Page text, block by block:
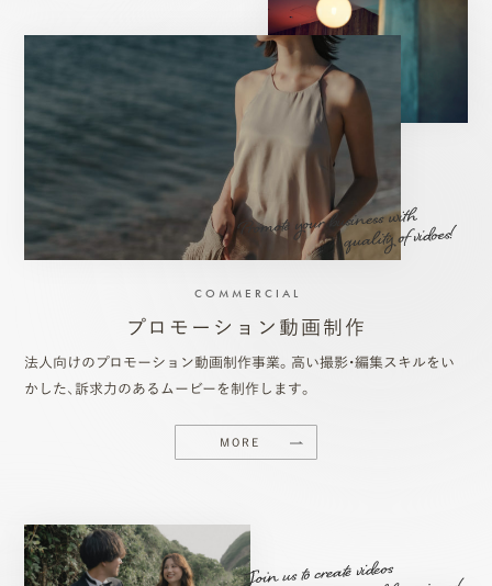
COMMERCIAL
プロモーション動画制作
法人向けのプロモーション動画制作事業。高い撮影・編集スキルをい
かした、訴求力のあるムービーを制作します。
MORE